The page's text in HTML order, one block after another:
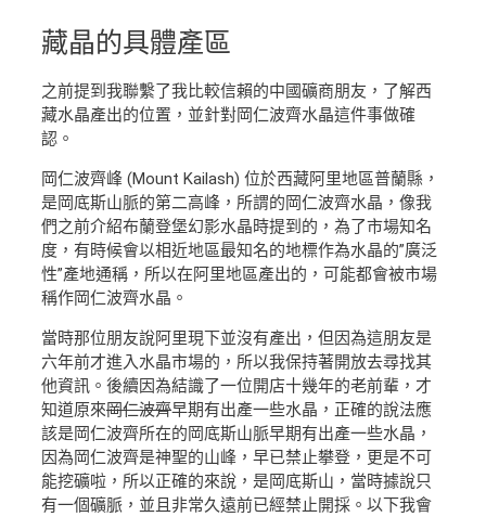
藏晶的具體產區
之前提到我聯繫了我比較信賴的中國礦商朋友，了解西
藏水晶產出的位置，並針對岡仁波齊水晶這件事做確
認。
岡仁波齊峰 (Mount Kailash) 位於西藏阿里地區普蘭縣，
是岡底斯山脈的第二高峰，所謂的岡仁波齊水晶，像我
們之前介紹布蘭登堡幻影水晶時提到的，為了市場知名
度，有時候會以相近地區最知名的地標作為水晶的”廣泛
性”產地通稱，所以在阿里地區產出的，可能都會被市場
稱作岡仁波齊水晶。
當時那位朋友說阿里現下並沒有產出，但因為這朋友是
六年前才進入水晶市場的，所以我保持著開放去尋找其
他資訊。後續因為結識了一位開店十幾年的老前輩，才
知道原來岡仁波齊早期有出產一些水晶，正確的說法應
該是岡仁波齊所在的岡底斯山脈早期有出產一些水晶，
因為岡仁波齊是神聖的山峰，早已禁止攀登，更是不可
能挖礦啦，所以正確的來說，是岡底斯山，當時據說只
有一個礦脈，並且非常久遠前已經禁止開採。以下我會